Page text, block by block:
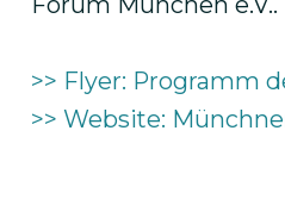
>> Flyer: Programm
>> Website: